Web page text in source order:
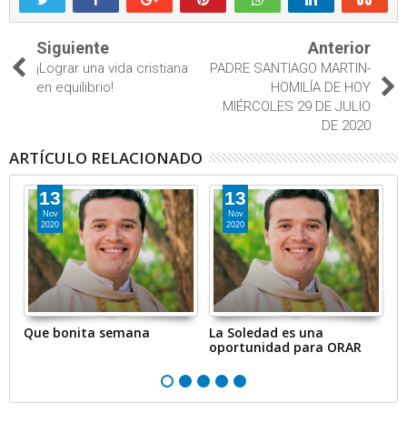
Siguiente
¡Lograr una vida cristiana
en equilibrio!
Anterior
PADRE SANTIAGO MARTIN-
HOMILÍA DE HOY
MIÉRCOLES 29 DE JULIO
DE 2020
ARTÍCULO RELACIONADO
13
Nov
2020
Que bonita semana
13
Nov
2020
La Soledad es una
oportunidad para ORAR